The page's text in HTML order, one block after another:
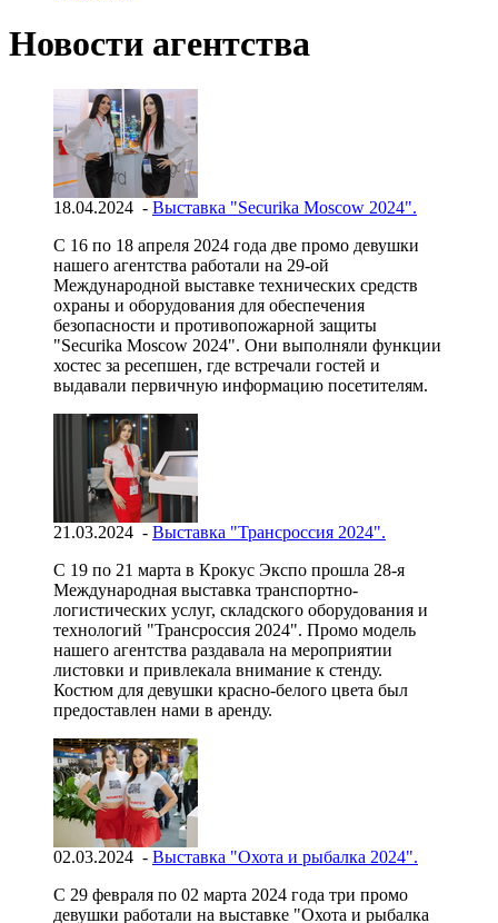
Новости агентства
18.04.2024 - Выставка "Securika Moscow 2024".
С 16 по 18 апреля 2024 года две промо девушки
нашего агентства работали на 29-ой
Международной выставке технических средств
охраны и оборудования для обеспечения
безопасности и противопожарной защиты
"Securika Moscow 2024". Они выполняли функции
хостес за ресепшен, где встречали гостей и
выдавали первичную информацию посетителям.
21.03.2024 - Выставка "Трансроссия 2024".
С 19 по 21 марта в Крокус Экспо прошла 28-я
Международная выставка транспортно-
логистических услуг, складского оборудования и
технологий "Трансроссия 2024". Промо модель
нашего агентства раздавала на мероприятии
листовки и привлекала внимание к стенду.
Костюм для девушки красно-белого цвета был
предоставлен нами в аренду.
02.03.2024 - Выставка "Охота и рыбалка 2024".
С 29 февраля по 02 марта 2024 года три промо
девушки работали на выставке "Охота и рыбалка